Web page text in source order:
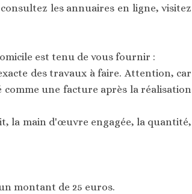
les annuaires en ligne, visitez
est tenu de vous fournir :
des travaux à faire. Attention, car
une facture après la réalisation
la main d'œuvre engagée, la quantité,
montant de 25 euros.